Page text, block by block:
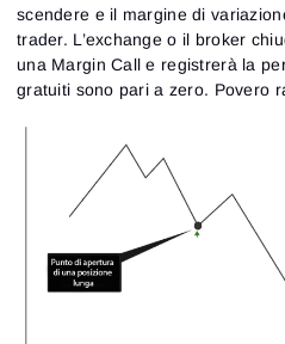
scendere e il margine di
trader. L’exchange o il broker
una Margin Call e registrerà la
gratuiti sono pari a zero. Povero